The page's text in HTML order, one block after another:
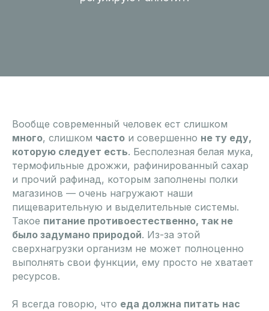
Вообще современный человек ест слишком
много, слишком часто и совершенно не ту еду,
которую следует есть. Бесполезная белая мука,
термофильные дрожжи, рафинированный сахар
и прочий рафинад, которым заполнены полки
магазинов — очень нагружают наши
пищеварительную и выделительные системы.
Такое питание противоестественно, так не
было задумано природой. Из-за этой
сверхнагрузки организм не может полноценно
выполнять свои функции, ему просто не хватает
ресурсов.
Я всегда говорю, что еда должна питать нас